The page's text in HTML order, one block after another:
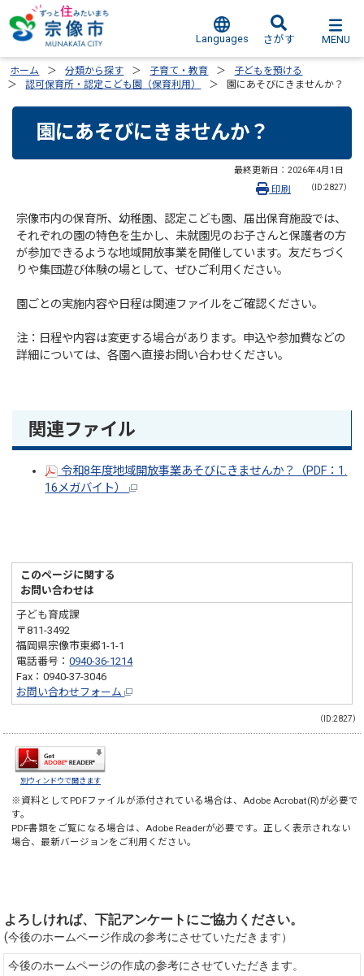
Languages さがす MENU
ホーム 分類から探す 子育て・教育
子どもを預ける
認可保育所・認定こども園（保育利用）
園にあそびにきませんか？
園にあそびにきませんか？
最終更新日： 2026年4月1日
（ID:2827）
印刷
宗像市内の保育所、幼稚園、認定こども園、届出保育施設では、
それぞれの園の特色を生かし、未就園児のお子さんと保護者の方
が参加できるような地域開放事業を開催しています。友だちづく
りや集団遊び体験の場として、ぜひご利用ください。
園ごとの実施内容や日程は関連ファイルをご確認ください。
注：日程や内容は変更する場合があります。申込や参加費などの
詳細については、各園へ直接お問い合わせください。
関連ファイル
令和8年度地域開放事業あそびにきませんか？（PDF：1.
16メガバイト）
このページに関する
お問い合わせは
子ども育成課
〒811-3492
福岡県宗像市東郷1-1-1
電話番号：0940-36-1214
Fax：0940-37-3046
お問い合わせフォーム
（ID:2827）
別ウィンドウで開きます
※資料としてPDFファイルが添付されている場合は、Adobe Acrobat(R)が必要で
す。
PDF書類をご覧になる場合は、Adobe Readerが必要です。正しく表示されない
場合、最新バージョンをご利用ください。